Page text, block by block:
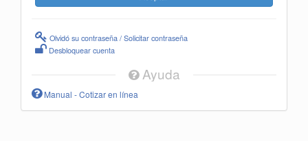
Olvidó su contraseña / Solicitar contraseña
Desbloquear cuenta
Ayuda
Manual - Cotizar en línea